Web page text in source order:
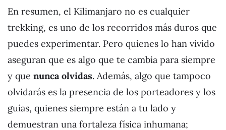
En resumen, el Kilimanjaro no es cualquier
trekking, es uno de los recorridos más duros que
puedes experimentar. Pero quienes lo han vivido
aseguran que es algo que te cambia para siempre
y que nunca olvidas. Además, algo que tampoco
olvidarás es la presencia de los porteadores y los
guías, quienes siempre están a tu lado y
demuestran una fortaleza física inhumana;